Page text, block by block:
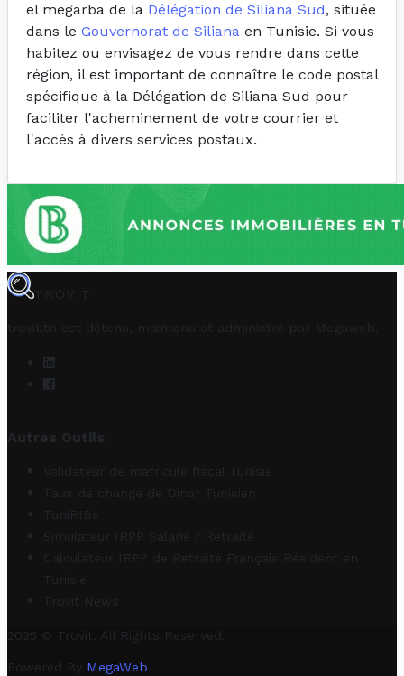
el megarba de la Délégation de Siliana Sud, située
dans le Gouvernorat de Siliana en Tunisie. Si vous
habitez ou envisagez de vous rendre dans cette
région, il est important de connaître le code postal
spécifique à la Délégation de Siliana Sud pour
faciliter l'acheminement de votre courrier et
l'accès à divers services postaux.
TROVIT
trovit.tn est détenu, maintenu et administré par Megaweb
Autres Outils
Validateur de matricule fiscal Tunisie
Taux de change de Dinar Tunisien
TuniRIBs
Simulateur IRPP Salarié / Retraité
Calculateur IRPP de Retraité Français Résident en
Tunisie
Trovit News
2025 © Trovit. All Rights Reserved.
Powered By MegaWeb